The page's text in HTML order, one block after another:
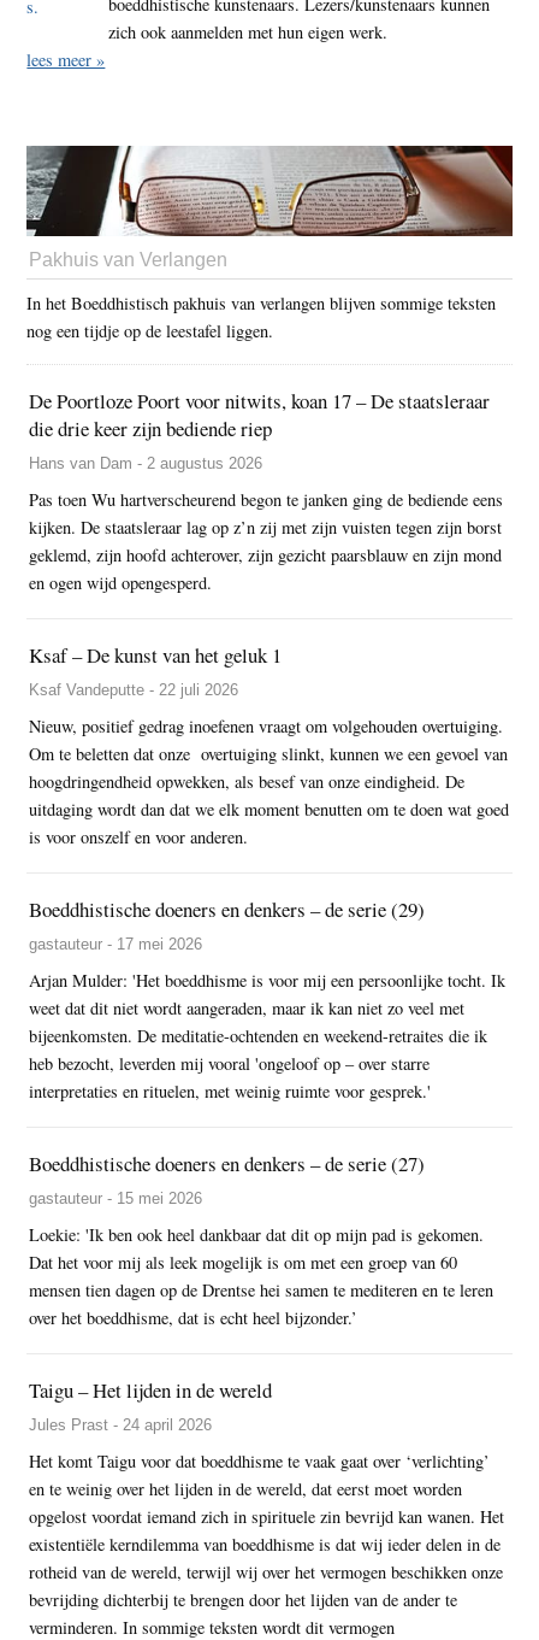
zich ook aanmelden met hun eigen werk.
lees meer »
Pakhuis van Verlangen
In het Boeddhistisch pakhuis van verlangen blijven sommige teksten
nog een tijdje op de leestafel liggen.
De Poortloze Poort voor nitwits, koan 17 – De staatsleraar
die drie keer zijn bediende riep
Hans van Dam - 2 augustus 2026
Pas toen Wu hartverscheurend begon te janken ging de bediende eens
kijken. De staatsleraar lag op z’n zij met zijn vuisten tegen zijn borst
geklemd, zijn hoofd achterover, zijn gezicht paarsblauw en zijn mond
en ogen wijd opengesperd.
Ksaf – De kunst van het geluk 1
Ksaf Vandeputte - 22 juli 2026
Nieuw, positief gedrag inoefenen vraagt om volgehouden overtuiging.
Om te beletten dat onze overtuiging slinkt, kunnen we een gevoel van
hoogdringendheid opwekken, als besef van onze eindigheid. De
uitdaging wordt dan dat we elk moment benutten om te doen wat goed
is voor onszelf en voor anderen.
Boeddhistische doeners en denkers – de serie (29)
gastauteur - 17 mei 2026
Arjan Mulder: 'Het boeddhisme is voor mij een persoonlijke tocht. Ik
weet dat dit niet wordt aangeraden, maar ik kan niet zo veel met
bijeenkomsten. De meditatie-ochtenden en weekend-retraites die ik
heb bezocht, leverden mij vooral 'ongeloof op – over starre
interpretaties en rituelen, met weinig ruimte voor gesprek.'
Boeddhistische doeners en denkers – de serie (27)
gastauteur - 15 mei 2026
Loekie: 'Ik ben ook heel dankbaar dat dit op mijn pad is gekomen.
Dat het voor mij als leek mogelijk is om met een groep van 60
mensen tien dagen op de Drentse hei samen te mediteren en te leren
over het boeddhisme, dat is echt heel bijzonder.’
Taigu – Het lijden in de wereld
Jules Prast - 24 april 2026
Het komt Taigu voor dat boeddhisme te vaak gaat over ‘verlichting’
en te weinig over het lijden in de wereld, dat eerst moet worden
opgelost voordat iemand zich in spirituele zin bevrijd kan wanen. Het
existentiële kerndilemma van boeddhisme is dat wij ieder delen in de
rotheid van de wereld, terwijl wij over het vermogen beschikken onze
bevrijding dichterbij te brengen door het lijden van de ander te
verminderen. In sommige teksten wordt dit vermogen